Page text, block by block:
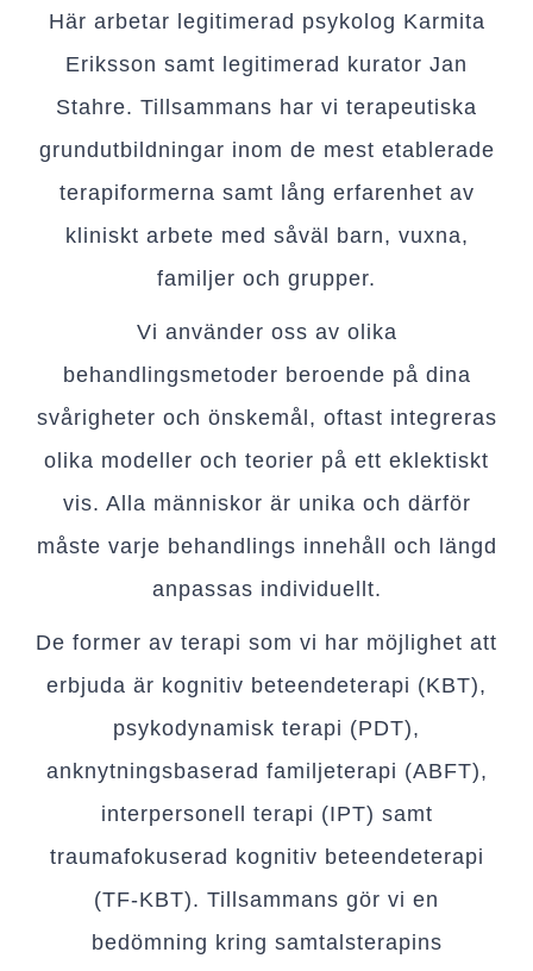
Här arbetar legitimerad psykolog Karmita
Eriksson samt legitimerad kurator Jan
Stahre. Tillsammans har vi terapeutiska
grundutbildningar inom de mest etablerade
terapiformerna samt lång erfarenhet av
kliniskt arbete med såväl barn, vuxna,
familjer och grupper.
Vi använder oss av olika
behandlingsmetoder beroende på dina
svårigheter och önskemål, oftast integreras
olika modeller och teorier på ett eklektiskt
vis. Alla människor är unika och därför
måste varje behandlings innehåll och längd
anpassas individuellt.
De former av terapi som vi har möjlighet att
erbjuda är kognitiv beteendeterapi (KBT),
psykodynamisk terapi (PDT),
anknytningsbaserad familjeterapi (ABFT),
interpersonell terapi (IPT) samt
traumafokuserad kognitiv beteendeterapi
(TF-KBT). Tillsammans gör vi en
bedömning kring samtalsterapins